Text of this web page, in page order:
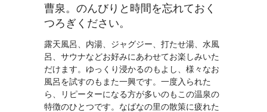
曹泉。のんびりと時間を忘れておく
つろぎください。
露天風呂、内湯、ジャグジー、打たせ湯、水風
呂、サウナなどお好みにあわせてお楽しみいた
だけます。ゆっくり浸かるのもよし、様々なお
風呂を試すのもまた一興です。一度入られた
ら、リピーターになる方が多いのもこの温泉の
特徴のひとつです。なばなの里の散策に疲れた